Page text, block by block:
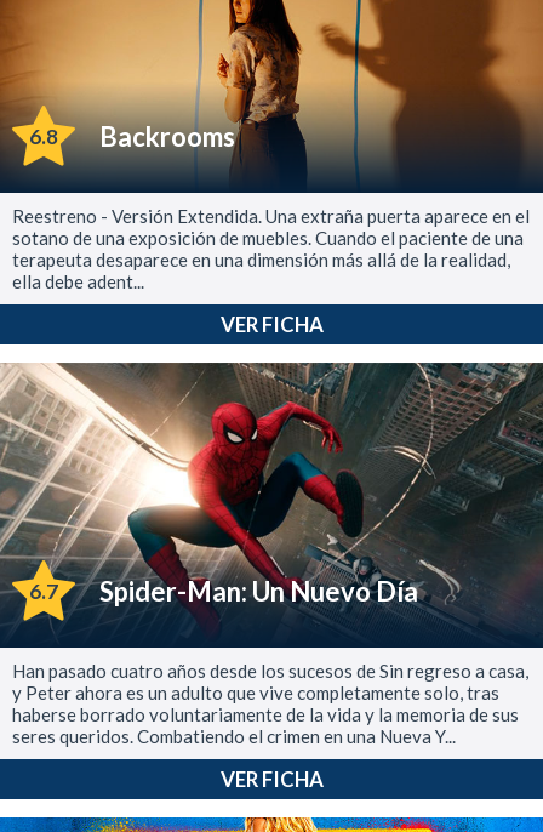
6.8 Backrooms
Reestreno - Versión Extendida. Una extraña puerta aparece en el
sotano de una exposición de muebles. Cuando el paciente de una
terapeuta desaparece en una dimensión más allá de la realidad,
ella debe adent...
VER FICHA
6.7 Spider-Man: Un Nuevo Día
Han pasado cuatro años desde los sucesos de Sin regreso a casa,
y Peter ahora es un adulto que vive completamente solo, tras
haberse borrado voluntariamente de la vida y la memoria de sus
seres queridos. Combatiendo el crimen en una Nueva Y...
VER FICHA